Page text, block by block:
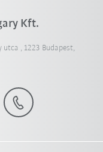
Kft.
utca , 1223 Budapest,